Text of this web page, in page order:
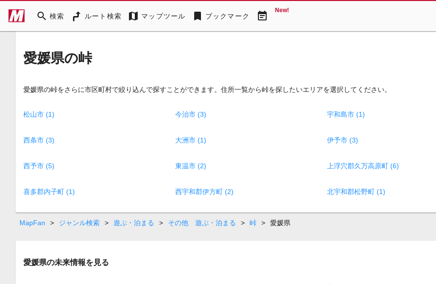
search 検索 ルート検索 map マップツール bookmark ブックマーク event_note New!
愛媛県の峠
愛媛県の峠をさらに市区町村で絞り込んで探すことができます。住所一覧から峠を探したいエリアを選択してください。
松山市 (1) 今治市 (3) 宇和島市 (1)
西条市 (3) 大洲市 (1) 伊予市 (3)
西予市 (5) 東温市 (2) 上浮穴郡久万高原町 (6)
喜多郡内子町 (1) 西宇和郡伊方町 (2) 北宇和郡松野町 (1)
MapFan > ジャンル検索 > 遊ぶ・泊まる > その他 遊ぶ・泊まる > 峠 > 愛媛県
愛媛県の未来情報を見る